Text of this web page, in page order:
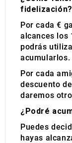
fidelización?
Por cada €
alcances los
podrás
acumularlos.
Por cada
descuento
daremos
¿Podré
Puedes
hayas